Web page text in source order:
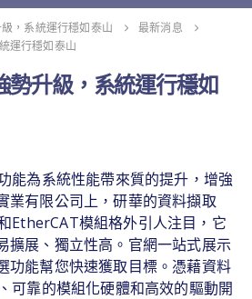
，系統運行穩如泰山
最新消息
運行穩如泰山
勢升級，系統運行穩如
能為系統性能帶來質的提升，增強
業有限公司上，研華的資料擷取
EtherCAT模組格外引人注目，它
擴展、獨立性高。官網一站式展示
功能幫您快速獲取目標。憑藉資料
可靠的模組化硬體和高效的驅動開